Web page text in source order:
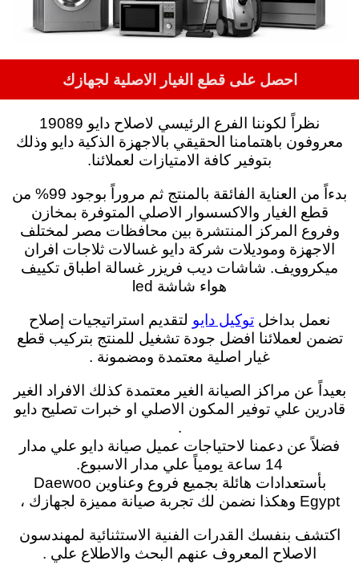
احصل على قطع الغيار الاصلية لجهازك
نظراً لكوننا الفرع الرئيسي لاصلاح دايو 19089
معروفون باهتمامنا الحقيقي بالاجهزة الذكية دايو وذلك
بتوفير كافة الامتيازات لعملائنا.
بدءاً من العناية الفائقة بالمنتج ثم مروراً بوجود 99% من
قطع الغيار والاكسسوار الاصلي المتوفرة بمخازن
وفروع المركز المنتشرة بين محافظات مصر لمختلف
الاجهزة وموديلات شركة دايو غسالات ثلاجات افران
ميكروويف. شاشات ديب فريزر غسالة اطباق تكييف
هواء شاشة led
نعمل بداخل توكيل دايو لتقديم استراتيجيات إصلاح
تضمن لعملائنا افضل جودة تشغيل للمنتج بتركيب قطع
غيار اصلية معتمدة ومضمونة .
بعيداً عن مراكز الصيانة الغير معتمدة كذلك الافراد الغير
قادرين علي توفير المكون الاصلي او خبرات تصليح دايو
.
فضلاً عن دعمنا لاحتياجات عميل صيانة دايو علي مدار
14 ساعة يومياً علي مدار الاسبوع.
بأستعدادات هائلة بجميع فروع وعناوين Daewoo
Egypt وهكذا
نضمن لك تجربة صيانة مميزة لجهازك ،
اكتشف بنفسك القدرات الفنية الاستثنائية لمهندسون
الاصلاح المعروف عنهم البحث والاطلاع علي .